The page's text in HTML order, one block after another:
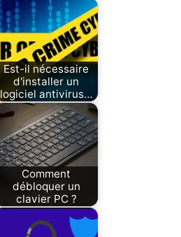
Est-il nécessaire
d'installer un
logiciel antivirus…
Comment
débloquer un
clavier PC ?